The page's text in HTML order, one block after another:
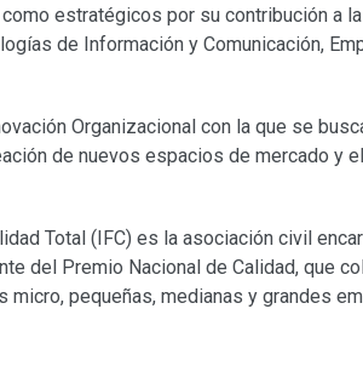
estratégicos por su contribución a
de Información y Comunicación,
Organizacional con la que se
de nuevos espacios de mercado y
Total (IFC) es la asociación civil
del Premio Nacional de Calidad, que
micro, pequeñas, medianas y grandes